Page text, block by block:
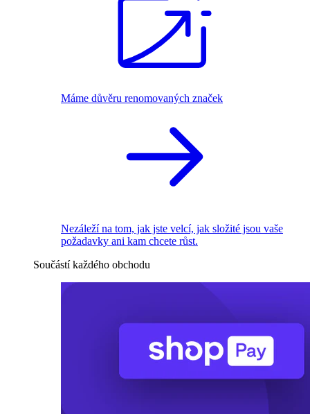
Máme důvěru renomovaných značek
Nezáleží na tom, jak jste velcí, jak složité jsou vaše
požadavky ani kam chcete růst.
Součástí každého obchodu